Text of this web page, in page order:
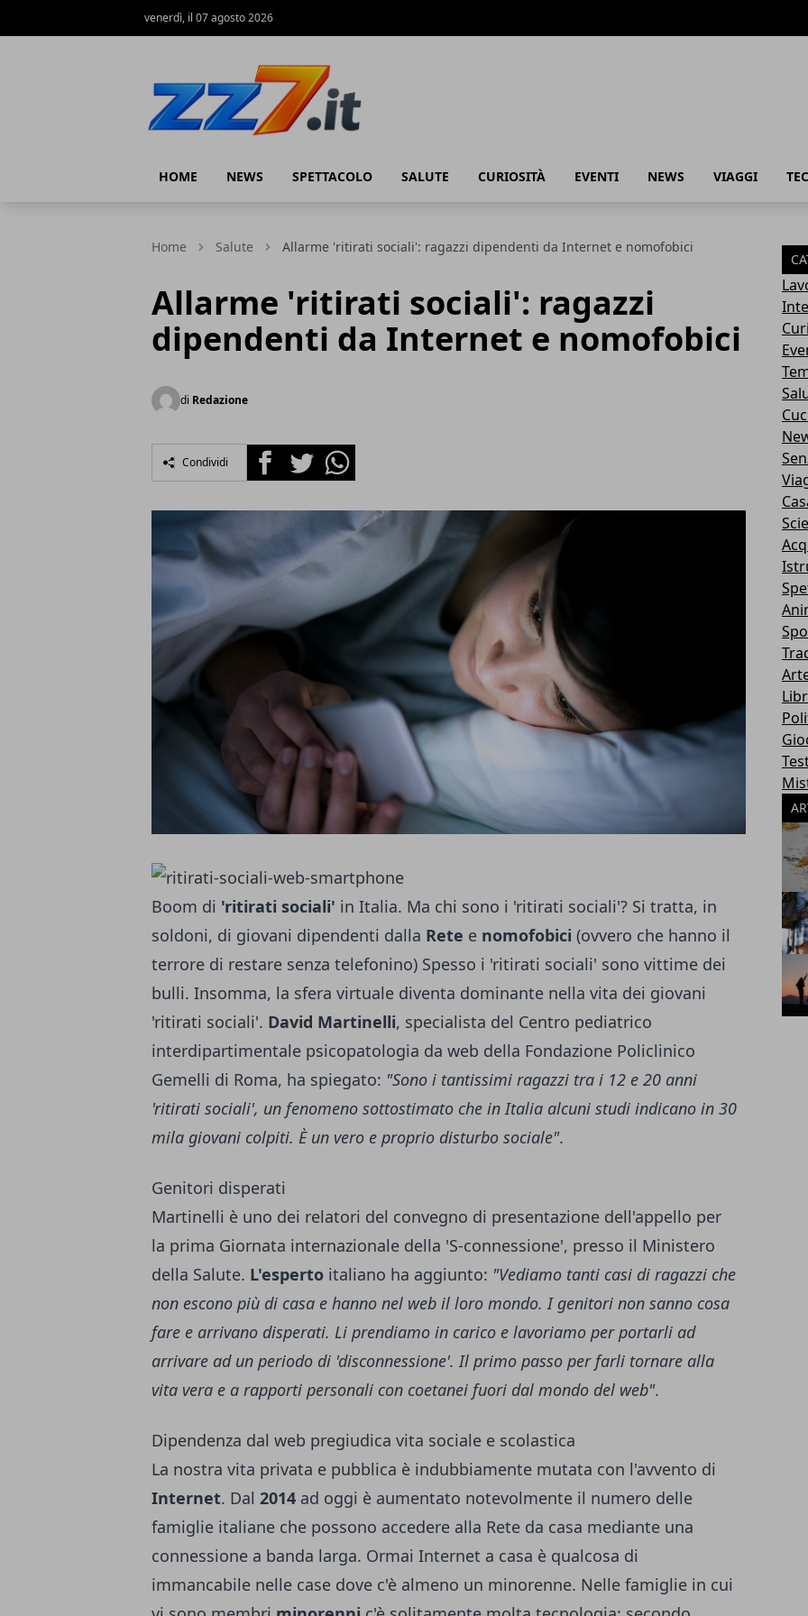
venerdì, il 07 agosto 2026
HOME NEWS SPETTACOLO SALUTE CURIOSITÀ EVENTI NEWS VIAGGI
Home Salute Allarme 'ritirati sociali': ragazzi dipendenti da Internet e nomofobici
Allarme 'ritirati sociali': ragazzi
dipendenti da Internet e nomofobici
di Redazione
Condividi FacebookTwitterWhatsapp
Boom di 'ritirati sociali' in Italia. Ma chi sono i 'ritirati sociali'? Si tratta, in
soldoni, di giovani dipendenti dalla Rete e nomofobici (ovvero che hanno il
terrore di restare senza telefonino) Spesso i 'ritirati sociali' sono vittime dei
bulli. Insomma, la sfera virtuale diventa dominante nella vita dei giovani
'ritirati sociali'. David Martinelli, specialista del Centro pediatrico
interdipartimentale psicopatologia da web della Fondazione Policlinico
Gemelli di Roma, ha spiegato: "Sono i tantissimi ragazzi tra i 12 e 20 anni
'ritirati sociali', un fenomeno sottostimato che in Italia alcuni studi indicano in 30
mila giovani colpiti. È un vero e proprio disturbo sociale".
Genitori disperati
Martinelli è uno dei relatori del convegno di presentazione dell'appello per
la prima Giornata internazionale della 'S-connessione', presso il Ministero
della Salute. L'esperto italiano ha aggiunto: "Vediamo tanti casi di ragazzi che
non escono più di casa e hanno nel web il loro mondo. I genitori non sanno cosa
fare e arrivano disperati. Li prendiamo in carico e lavoriamo per portarli ad
arrivare ad un periodo di 'disconnessione'. Il primo passo per farli tornare alla
vita vera e a rapporti personali con coetanei fuori dal mondo del web".
Dipendenza dal web pregiudica vita sociale e scolastica
La nostra vita privata e pubblica è indubbiamente mutata con l'avvento di
Internet. Dal 2014 ad oggi è aumentato notevolmente il numero delle
famiglie italiane che possono accedere alla Rete da casa mediante una
connessione a banda larga. Ormai Internet a casa è qualcosa di
immancabile nelle case dove c'è almeno un minorenne. Nelle famiglie in cui